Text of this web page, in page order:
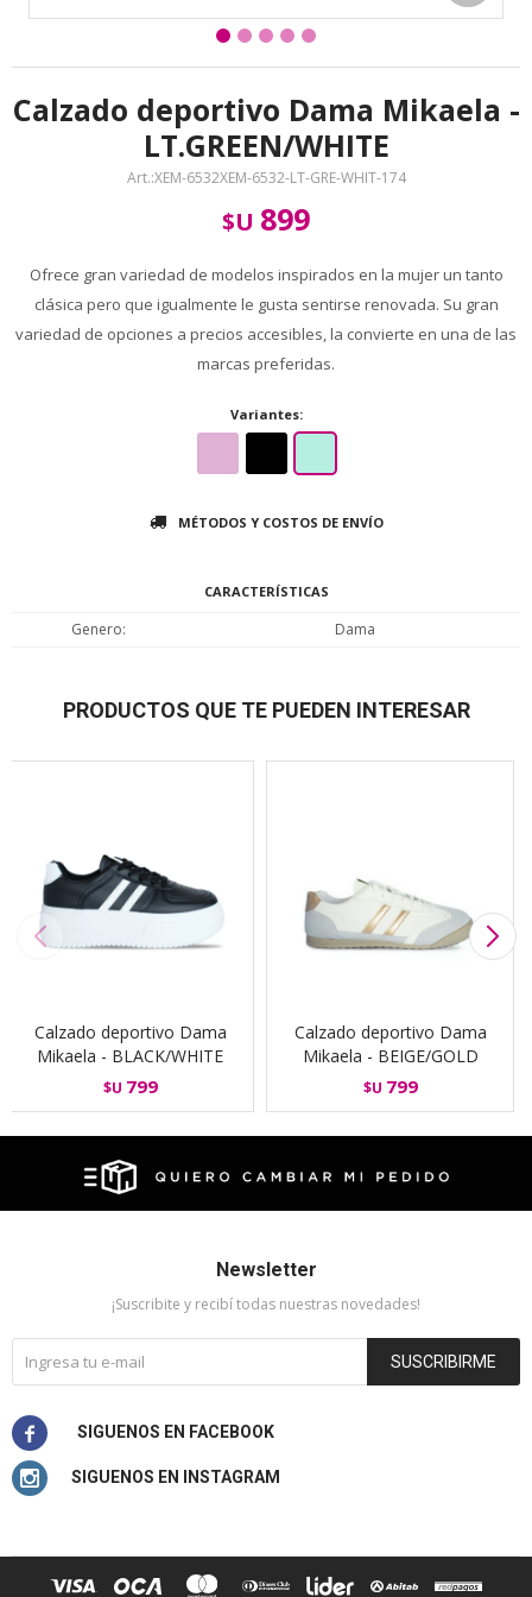
Calzado deportivo Dama Mikaela -
LT.GREEN/WHITE
XEM-6532XEM-6532-LT-GRE-WHIT-174
$U 899
Ofrece gran variedad de modelos inspirados en la mujer un tanto
clásica pero que igualmente le gusta sentirse renovada. Su gran
variedad de opciones a precios accesibles, la convierte en una de las
marcas preferidas.
Variantes:
MÉTODOS Y COSTOS DE ENVÍO
CARACTERÍSTICAS
Genero Dama
PRODUCTOS QUE TE PUEDEN INTERESAR
Calzado deportivo Dama
Mikaela - BLACK/WHITE
$U 799
Calzado deportivo Dama
Mikaela - BEIGE/GOLD
$U 799
Newsletter
¡Suscribite y recibí todas nuestras novedades!
SUSCRIBIRME

